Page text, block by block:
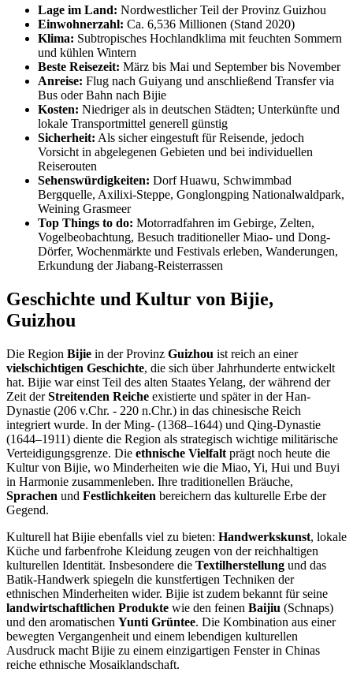
Lage im Land: Nordwestlicher Teil der Provinz Guizhou
Einwohnerzahl: Ca. 6,536 Millionen (Stand 2020)
Klima: Subtropisches Hochlandklima mit feuchten Sommern
und kühlen Wintern
Beste Reisezeit: März bis Mai und September bis November
Anreise: Flug nach Guiyang und anschließend Transfer via
Bus oder Bahn nach Bijie
Kosten: Niedriger als in deutschen Städten; Unterkünfte und
lokale Transportmittel generell günstig
Sicherheit: Als sicher eingestuft für Reisende, jedoch
Vorsicht in abgelegenen Gebieten und bei individuellen
Reiserouten
Sehenswürdigkeiten: Dorf Huawu, Schwimmbad
Bergquelle, Axilixi-Steppe, Gonglongping Nationalwaldpark,
Weining Grasmeer
Top Things to do: Motorradfahren im Gebirge, Zelten,
Vogelbeobachtung, Besuch traditioneller Miao- und Dong-
Dörfer, Wochenmärkte und Festivals erleben, Wanderungen,
Erkundung der Jiabang-Reisterrassen
Geschichte und Kultur von Bijie,
Guizhou
Die Region Bijie in der Provinz Guizhou ist reich an einer
vielschichtigen Geschichte, die sich über Jahrhunderte entwickelt
hat. Bijie war einst Teil des alten Staates Yelang, der während der
Zeit derStreitenden Reiche existierte und später in der Han-
Dynastie (206 v.Chr. - 220 n.Chr.) in das chinesische Reich
integriert wurde. In der Ming- (1368–1644) und Qing-Dynastie
(1644–1911) diente die Region als strategisch wichtige militärische
Verteidigungsgrenze. Die ethnische Vielfalt prägt noch heute die
Kultur von Bijie, wo Minderheiten wie die Miao, Yi, Hui und Buyi
in Harmonie zusammenleben. Ihre traditionellen Bräuche,
Sprachen und Festlichkeiten bereichern das kulturelle Erbe der
Gegend.
Kulturell hat Bijie ebenfalls viel zu bieten: Handwerkskunst, lokale
Küche und farbenfrohe Kleidung zeugen von der reichhaltigen
kulturellen Identität. Insbesondere die Textilherstellung und das
Batik-Handwerk spiegeln die kunstfertigen Techniken der
ethnischen Minderheiten wider. Bijie ist zudem bekannt für seine
landwirtschaftlichen Produkte wie den feinen Baijiu (Schnaps)
und den aromatischen Yunti Grüntee. Die Kombination aus einer
bewegten Vergangenheit und einem lebendigen kulturellen
Ausdruck macht Bijie zu einem einzigartigen Fenster in Chinas
reiche ethnische Mosaiklandschaft.